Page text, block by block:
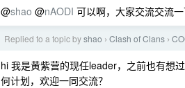
@shao @nAODI 可以啊，大家交流交流
Replied to a topic byshao › Clash of Clans ›
hi 我是黄紫营的现任leader，之前也有想
何计划，欢迎一同交流？